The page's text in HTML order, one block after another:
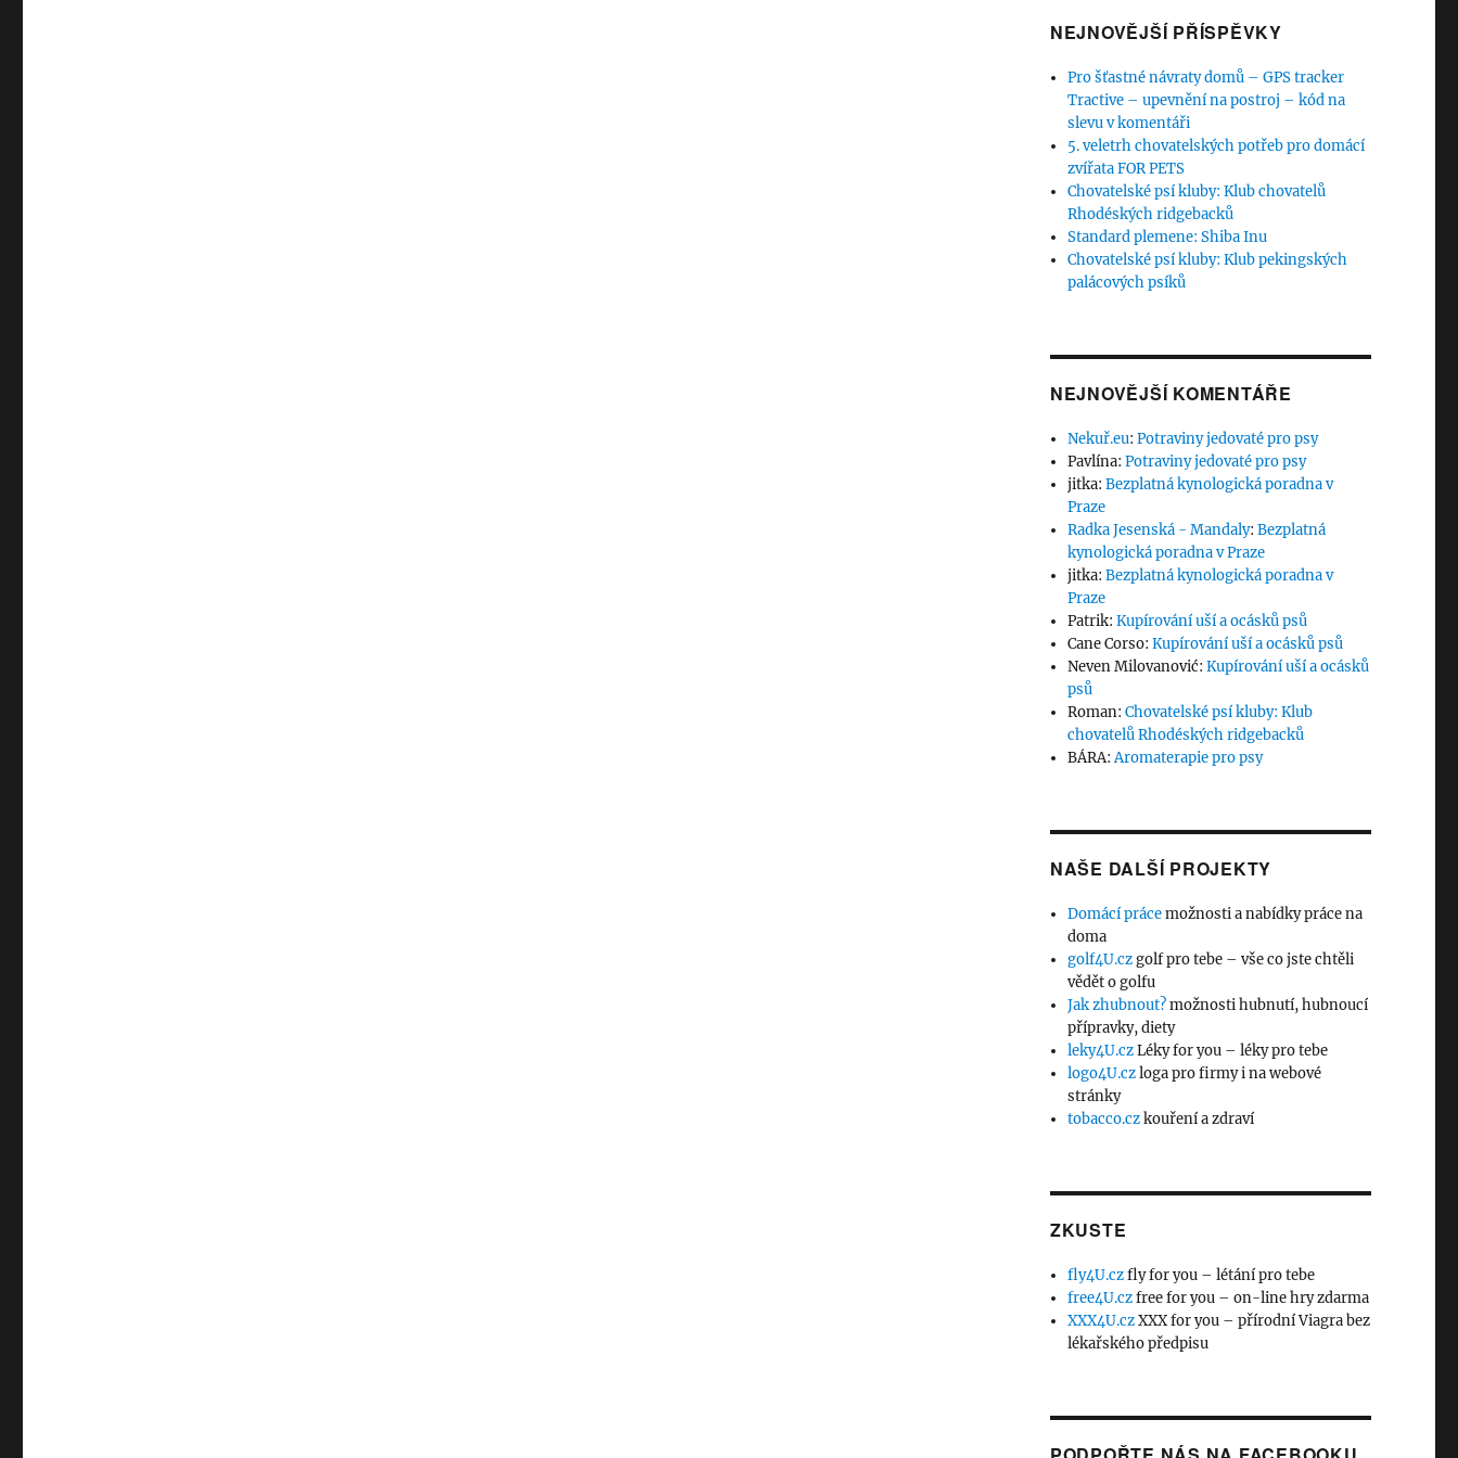
NEJNOVĚJŠÍ PŘÍSPĚVKY
Pro šťastné návraty domů – GPS tracker
Tractive – upevnění na postroj – kód na
slevu v komentáři
5. veletrh chovatelských potřeb pro domácí
zvířata FOR PETS
Chovatelské psí kluby: Klub chovatelů
Rhodéských ridgebacků
Standard plemene: Shiba Inu
Chovatelské psí kluby: Klub pekingských
palácových psíků
NEJNOVĚJŠÍ KOMENTÁŘE
Nekuř.eu:Potraviny jedovaté pro psy
Pavlína:Potraviny jedovaté pro psy
jitka:Bezplatná kynologická poradna v
Praze
Radka Jesenská - Mandaly:Bezplatná
kynologická poradna v Praze
jitka:Bezplatná kynologická poradna v
Praze
Patrik:Kupírování uší a ocásků psů
Cane Corso:Kupírování uší a ocásků psů
Neven Milovanović:Kupírování uší a ocásků
psů
Roman:Chovatelské psí kluby: Klub
chovatelů Rhodéských ridgebacků
BÁRA:Aromaterapie pro psy
NAŠE DALŠÍ PROJEKTY
Domácí prácemožnosti a nabídky práce na
doma
golf4U.czgolf pro tebe – vše co jste chtěli
vědět o golfu
Jak zhubnout?možnosti hubnutí, hubnoucí
přípravky, diety
leky4U.czLéky for you – léky pro tebe
logo4U.czloga pro firmy i na webové
stránky
tobacco.czkouření a zdraví
ZKUSTE
fly4U.czfly for you – létání pro tebe
free4U.czfree for you – on-line hry zdarma
XXX4U.czXXX for you – přírodní Viagra bez
lékařského předpisu